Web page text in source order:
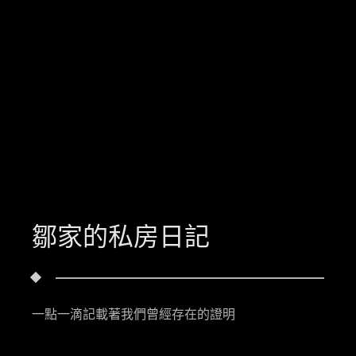
鄒家的私房日記
一點一滴記載著我們曾經存在的證明